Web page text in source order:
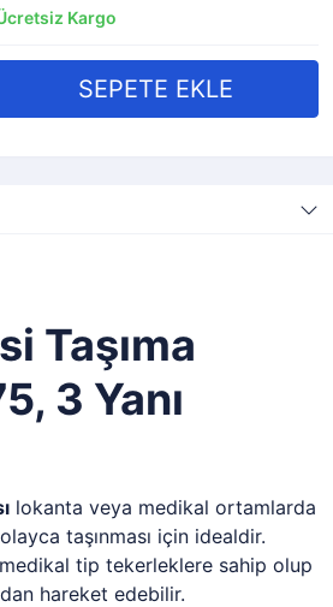
Kargo
Taşıma
3 Yanı
lokanta veya medikal ortamlarda
taşınması için idealdir.
tip tekerleklere sahip olup
hareket edebilir.